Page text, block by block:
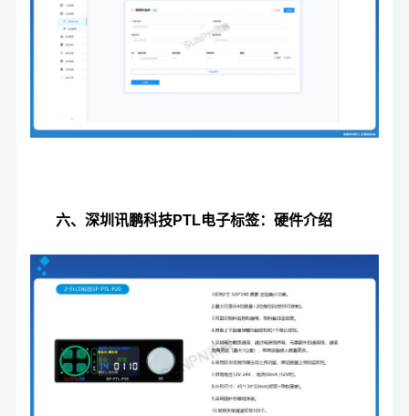
六、深圳讯鹏科技PTL电子标签：硬件介绍